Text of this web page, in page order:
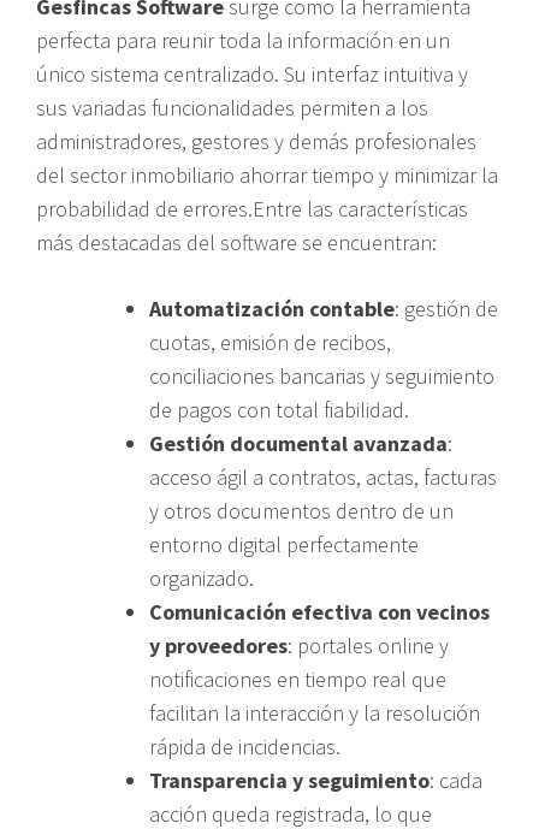
Gesfincas Softwaresurge como la herramienta
perfecta para reunir toda la información en un
único sistema centralizado. Su interfaz intuitiva y
sus variadas funcionalidades permiten a los
administradores, gestores y demás profesionales
del sector inmobiliario ahorrar tiempo y minimizar la
probabilidad de errores.Entre las características
más destacadas del software se encuentran:
Automatización contable: gestión de
cuotas, emisión de recibos,
conciliaciones bancarias y seguimiento
de pagos con total fiabilidad.
Gestión documental avanzada:
acceso ágil a contratos, actas, facturas
y otros documentos dentro de un
entorno digital perfectamente
organizado.
Comunicación efectiva con vecinos
y proveedores: portales online y
notificaciones en tiempo real que
facilitan la interacción y la resolución
rápida de incidencias.
Transparencia y seguimiento: cada
acción queda registrada, lo que